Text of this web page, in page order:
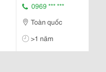
0969 *** ***
Toàn quốc
>1 năm